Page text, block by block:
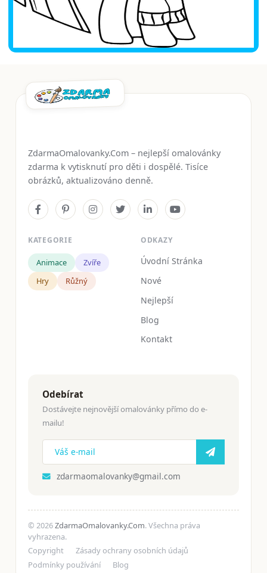
ZdarmaOmalovanky.Com – nejlepší omalovánky
zdarma k vytisknutí pro děti i dospělé. Tisíce
obrázků, aktualizováno denně.
KATEGORIE
Animace
Zvíře
Hry
Růžný
ODKAZY
Úvodní Stránka
Nové
Nejlepší
Blog
Kontakt
Odebírat
Dostávejte nejnovější omalovánky přímo do e-
mailu!
zdarmaomalovanky@gmail.com
© 2026ZdarmaOmalovanky.Com. Všechna práva
vyhrazena.
Copyright
Zásady ochrany osobních údajů
Podmínky používání
Blog